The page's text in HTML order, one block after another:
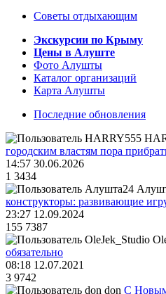
Советы отдыхающим
Экскурсии по Крыму
Цены в Алуште
Фото Алушты
Каталог организаций
Карта Алушты
Последние обновления
городским властям пора
14:57 30.06.2026
1 3434
конструкторы: развивающие
23:27 12.09.2024
155 7387
обязательно
08:18 12.07.2021
3 9742
don С Новым